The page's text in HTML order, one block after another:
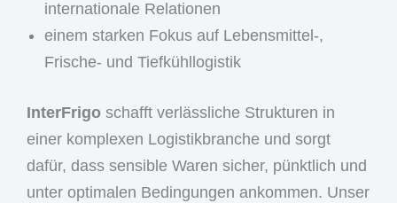
internationale Relationen
einem starken Fokus auf Lebensmittel-,
Frische- und Tiefkühllogistik
InterFrigo schafft verlässliche Strukturen in
einer komplexen Logistikbranche und sorgt
dafür, dass sensible Waren sicher, pünktlich und
unter optimalen Bedingungen ankommen. Unser